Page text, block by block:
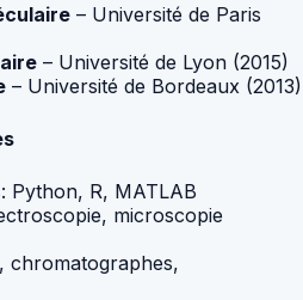
– Université de Paris
– Université de Lyon (2015)
– Université de Bordeaux (2013)
Python, R, MATLAB
microscopie
chromatographes,